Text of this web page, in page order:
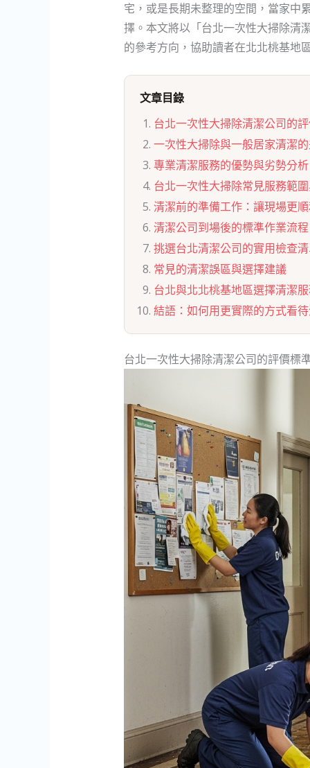
宅，或是長期未整理的空間，當家中
擇。本文將以「台北一次性大掃除清
的參考方向，協助讀者在北北桃基地
文章目錄
台北一次性大掃除清潔公司的
一次性大掃除與一般居家清潔
專業清潔服務的優勢與劣勢分析
台北一次性大掃除常見服務範
清潔前的準備工作：讓現場更
清潔公司到場後的標準作業流程
挑選台北清潔公司的實用檢查
常見的清潔誤區與選擇建議
台北與北北桃基地區選擇清潔
結語：如何用更實際的方式看
台北一次性大掃除清潔公司的評價標